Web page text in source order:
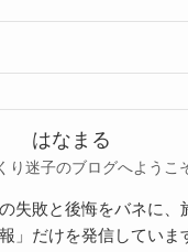
はなまる
り迷子のブログへようこ
失敗と後悔をバネに、
」だけを発信していま